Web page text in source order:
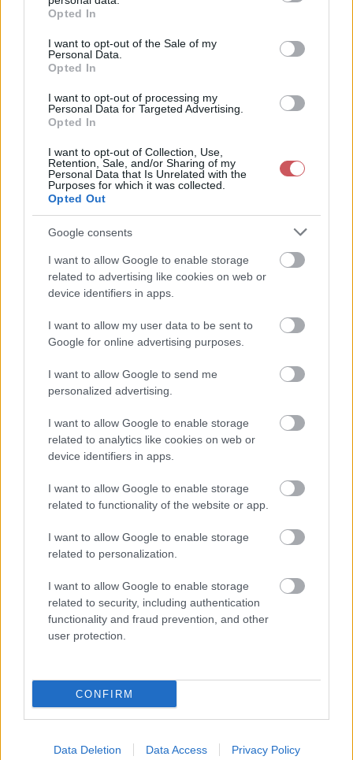
grant or deny consent to Google and its third-party tags to
use your data for below specified purposes in below Google
consent section.
Opted In
I want to opt-out of the Sale of my
Personal Data.
Opted In
I want to opt-out of processing my
Personal Data for Targeted Advertising.
Opted In
I want to opt-out of Collection, Use,
Retention, Sale, and/or Sharing of my
Personal Data that Is Unrelated with the
Purposes for which it was collected.
Opted Out
Google consents
I want to allow Google to enable storage
related to advertising like cookies on web or
device identifiers in apps.
I want to allow my user data to be sent to
Google for online advertising purposes.
I want to allow Google to send me
personalized advertising.
I want to allow Google to enable storage
related to analytics like cookies on web or
device identifiers in apps.
I want to allow Google to enable storage
related to functionality of the website or app.
I want to allow Google to enable storage
related to personalization.
I want to allow Google to enable storage
related to security, including authentication
functionality and fraud prevention, and other
user protection.
CONFIRM
Data Deletion Data Access Privacy Policy
Juliette - korai medikán a Tirrén-tengeren
A 2022-2023-as tél Magyarországon két dologról marad "emlékezetes": a
jelentős enyheségéről és a csapadékosságáról. Utóbbi főleg decemberre
és januárra volt jellemző, és nagy mé...
Ciprián, a ciprusi "medikán"
A 2022-es szezon első "medikánjára" október közepéig kellett várni, mely
a Földközi-tenger keleti medencéje felett alakult ki. A saját részről Ciprián